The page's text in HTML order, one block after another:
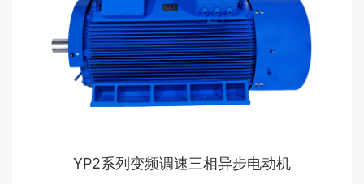
YP2系列变频调速三相异步电动机